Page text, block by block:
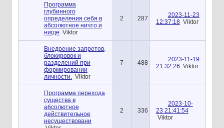
Программа
глубинного
определения себя в
абсолютное ничто и
нигде Viktor
2 287
2023-11-23
12:37:18 Viktor
Внедрение запретов,
блокировок и
разделений при
формировании
личности.
Viktor
7 488
2023-11-19
21:32:26 Viktor
Программа перехода
существа в
абсолютное
действительное
несуществовани
2 336
2023-10-
23 21:41:54
Viktor